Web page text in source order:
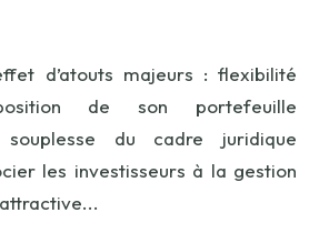
d’atouts majeurs : flexibilité
de son portefeuille
souplesse du cadre juridique
les investisseurs à la gestion